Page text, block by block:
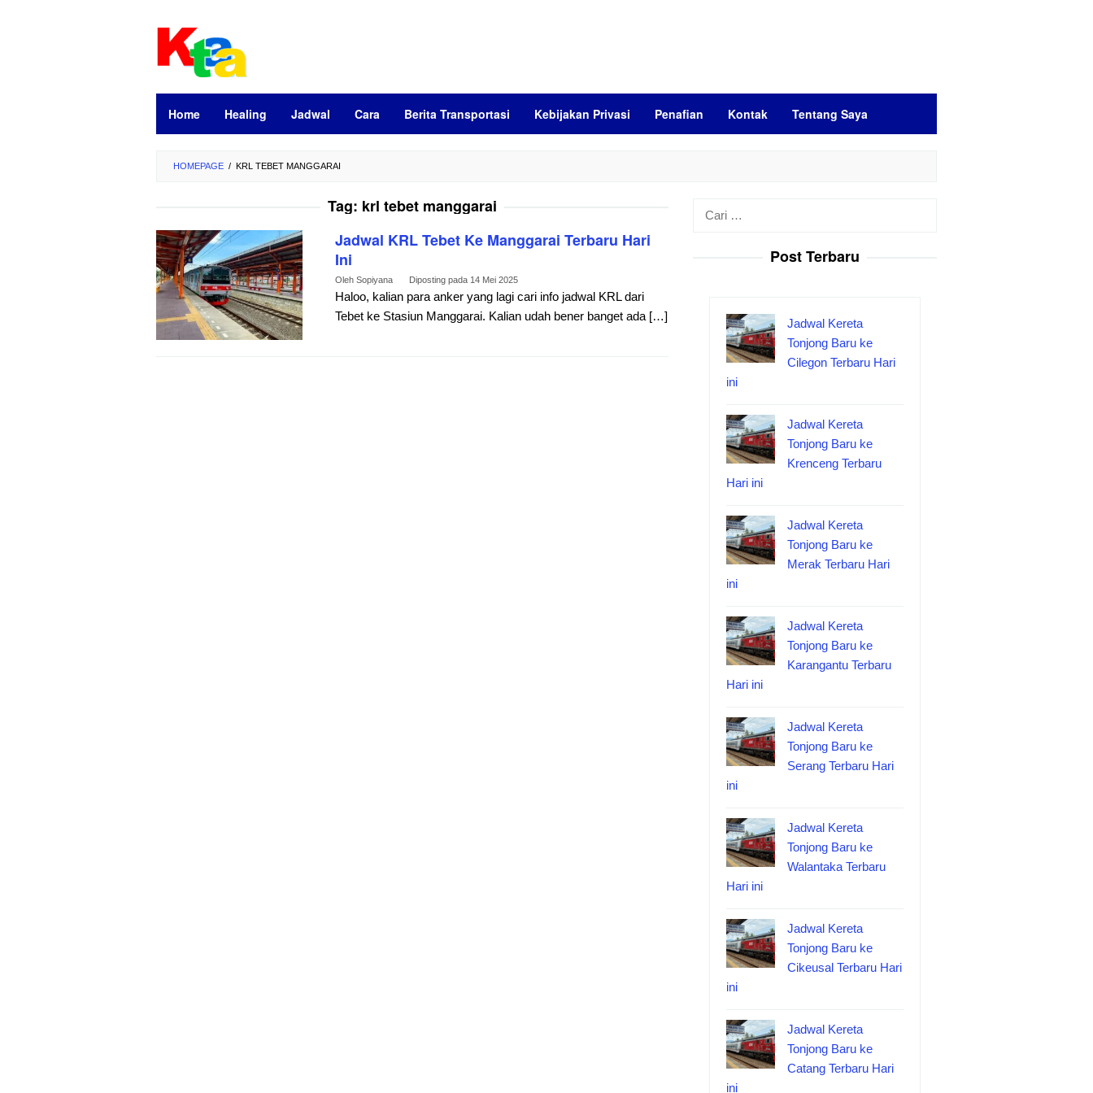
Home Healing Jadwal Cara Berita Transportasi Kebijakan Privasi Penafian Kontak Tentang Saya
HOMEPAGE / KRL TEBET MANGGARAI
Tag: krl tebet manggarai
Jadwal KRL Tebet Ke Manggarai Terbaru Hari
Ini
Oleh Sopiyana Diposting pada 14 Mei 2025
Haloo, kalian para anker yang lagi cari info jadwal KRL dari
Tebet ke Stasiun Manggarai. Kalian udah bener banget ada […]
Post Terbaru
Jadwal Kereta
Tonjong Baru ke
Cilegon Terbaru Hari
ini
Jadwal Kereta
Tonjong Baru ke
Krenceng Terbaru
Hari ini
Jadwal Kereta
Tonjong Baru ke
Merak Terbaru Hari
ini
Jadwal Kereta
Tonjong Baru ke
Karangantu Terbaru
Hari ini
Jadwal Kereta
Tonjong Baru ke
Serang Terbaru Hari
ini
Jadwal Kereta
Tonjong Baru ke
Walantaka Terbaru
Hari ini
Jadwal Kereta
Tonjong Baru ke
Cikeusal Terbaru Hari
ini
Jadwal Kereta
Tonjong Baru ke
Catang Terbaru Hari
ini